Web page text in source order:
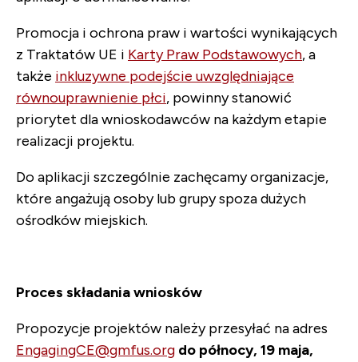
Promocja i ochrona praw i wartości wynikających
z Traktatów UE i Karty Praw Podstawowych, a
także inkluzywne podejście uwzględniające
równouprawnienie płci, powinny stanowić
priorytet dla wnioskodawców na każdym etapie
realizacji projektu.
Do aplikacji szczególnie zachęcamy organizacje,
które angażują osoby lub grupy spoza dużych
ośrodków miejskich.
Proces składania wniosków
Propozycje projektów należy przesyłać na adres
EngagingCE@gmfus.org do północy, 19 maja,